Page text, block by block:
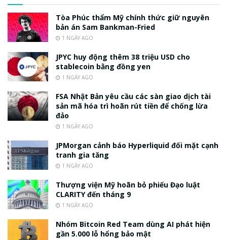
Tòa Phúc thẩm Mỹ chính thức giữ nguyên
bản án Sam Bankman-Fried
1 NGÀY AGO
JPYC huy động thêm 38 triệu USD cho
stablecoin bằng đồng yen
1 NGÀY AGO
FSA Nhật Bản yêu cầu các sàn giao dịch tài
sản mã hóa trì hoãn rút tiền để chống lừa
đảo
1 NGÀY AGO
JPMorgan cảnh báo Hyperliquid đối mặt cạnh
tranh gia tăng
1 NGÀY AGO
Thượng viện Mỹ hoãn bỏ phiếu Đạo luật
CLARITY đến tháng 9
1 NGÀY AGO
Nhóm Bitcoin Red Team dùng AI phát hiện
gần 5.000 lỗ hổng bảo mật